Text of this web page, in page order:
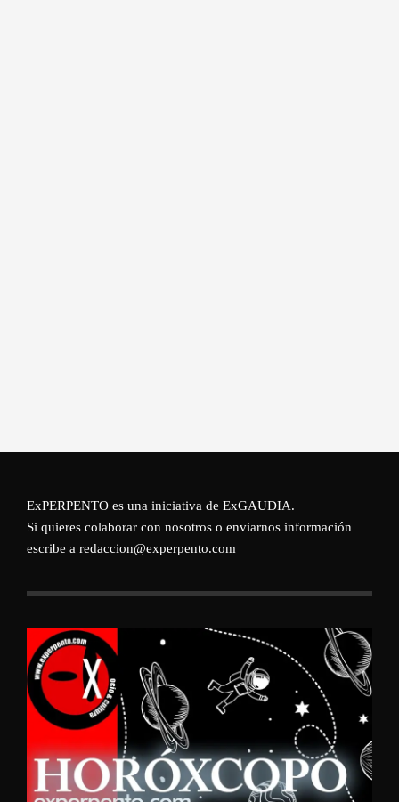
ExPERPENTO es una iniciativa de ExGAUDIA.
Si quieres colaborar con nosotros o enviarnos información
escribe a redaccion@experpento.com